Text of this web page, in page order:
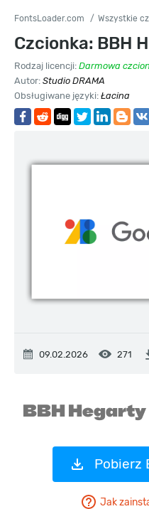
FontsLoader.com Wszystkie
Czcionka: BBH
Rodzaj licencji: Darmowa
Autor: Studio DRAMA
Obsługiwane języki: Łacina
09.02.2026 271
Pobierz
Jak